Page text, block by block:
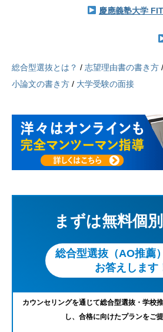
慶應義塾大学
総合型選抜とは？ / 志望理由書の書き方 /
小論文の書き方 / 大学受験の面接
まずは無料個
総合型選抜（AO推薦
お答えします
カウンセリングを通じて総合型選抜・学校
し、合格に向けたプランをご提